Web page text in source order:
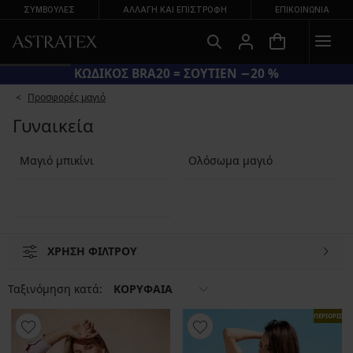
ΣΥΜΒΟΥΛΕΣ ΑΛΛΑΓΉ ΚΑΙ ΕΠΙΣΤΡΟΦΉ ΕΠΙΚΟΙΝΩΝΊΑ
ΚΩΔΙΚΟΣ BRA20 = ΣΟΥΤΙΕΝ −20 %
Προσφορές μαγιό
Γυναικεία
Μαγιό μπικίνι Ολόσωμα μαγιό
ΧΡΗΣΗ ΦΙΛΤΡΟΥ
Ταξινόμηση κατά: ΚΟΡΥΦΑΙΑ